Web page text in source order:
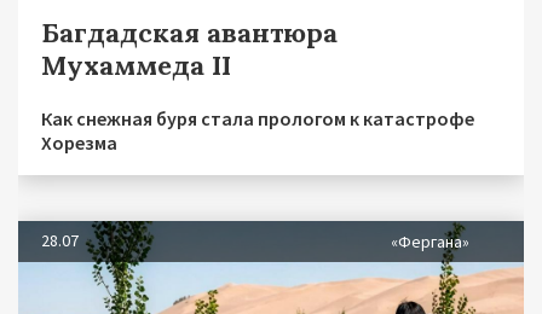
Багдадская авантюра
Мухаммеда II
Как снежная буря стала прологом к катастрофе
Хорезма
28.07 «Фергана»